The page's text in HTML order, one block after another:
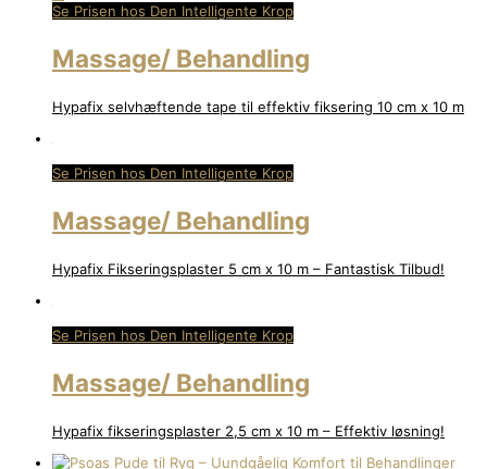
Se Prisen hos Den Intelligente Krop
Massage/ Behandling
Hypafix selvhæftende tape til effektiv fiksering 10 cm x 10 m
Se Prisen hos Den Intelligente Krop
Massage/ Behandling
Hypafix Fikseringsplaster 5 cm x 10 m – Fantastisk Tilbud!
Se Prisen hos Den Intelligente Krop
Massage/ Behandling
Hypafix fikseringsplaster 2,5 cm x 10 m – Effektiv løsning!